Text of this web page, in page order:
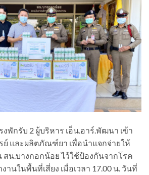
งพักรับ 2 ผู้บริหาร เอ็น.อาร์.พัฒนา เข้า
ย์ และผลิตภัณฑ์ยา เพื่อนำแจกจ่ายให้
สน.บางกอกน้อย ไว้ใช้ป้องกันจากโรค
านในพื้นที่เสี่ยง เมื่อเวลา 17.00 น. วันที่